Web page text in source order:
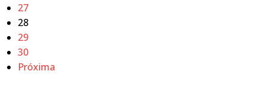
27
28
29
30
Próxima